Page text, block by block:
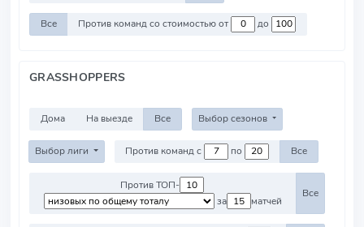
Все Против команд со стоимостью от до
GRASSHOPPERS
Дома На выезде Все Выбор сезонов
Выбор лиги Против команд с по Все
Против ТОП-
за
матчей
Все